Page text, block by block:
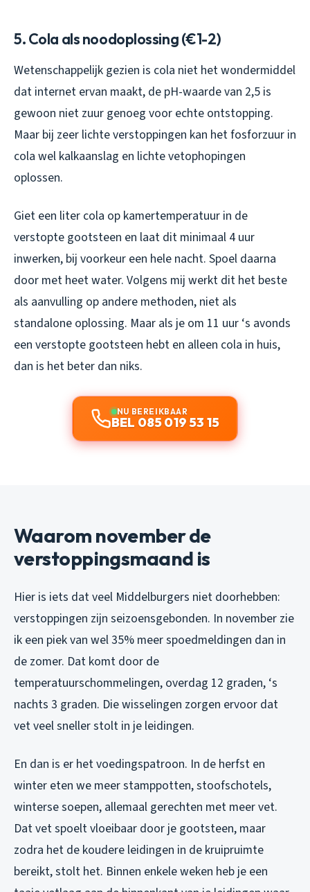
5. Cola als noodoplossing (€1-2)
Wetenschappelijk gezien is cola niet het wondermiddel
dat internet ervan maakt, de pH-waarde van 2,5 is
gewoon niet zuur genoeg voor echte ontstopping.
Maar bij zeer lichte verstoppingen kan het fosforzuur in
cola wel kalkaanslag en lichte vetophopingen
oplossen.
Giet een liter cola op kamertemperatuur in de
verstopte gootsteen en laat dit minimaal 4 uur
inwerken, bij voorkeur een hele nacht. Spoel daarna
door met heet water. Volgens mij werkt dit het beste
als aanvulling op andere methoden, niet als
standalone oplossing. Maar als je om 11 uur ‘s avonds
een verstopte gootsteen hebt en alleen cola in huis,
dan is het beter dan niks.
NU BEREIKBAAR
BEL 085 019 53 15
Waarom november de
verstoppingsmaand is
Hier is iets dat veel Middelburgers niet doorhebben:
verstoppingen zijn seizoensgebonden. In november zie
ik een piek van wel 35% meer spoedmeldingen dan in
de zomer. Dat komt door de
temperatuurschommelingen, overdag 12 graden, ‘s
nachts 3 graden. Die wisselingen zorgen ervoor dat
vet veel sneller stolt in je leidingen.
En dan is er het voedingspatroon. In de herfst en
winter eten we meer stamppotten, stoofschotels,
winterse soepen, allemaal gerechten met meer vet.
Dat vet spoelt vloeibaar door je gootsteen, maar
zodra het de koudere leidingen in de kruipruimte
bereikt, stolt het. Binnen enkele weken heb je een